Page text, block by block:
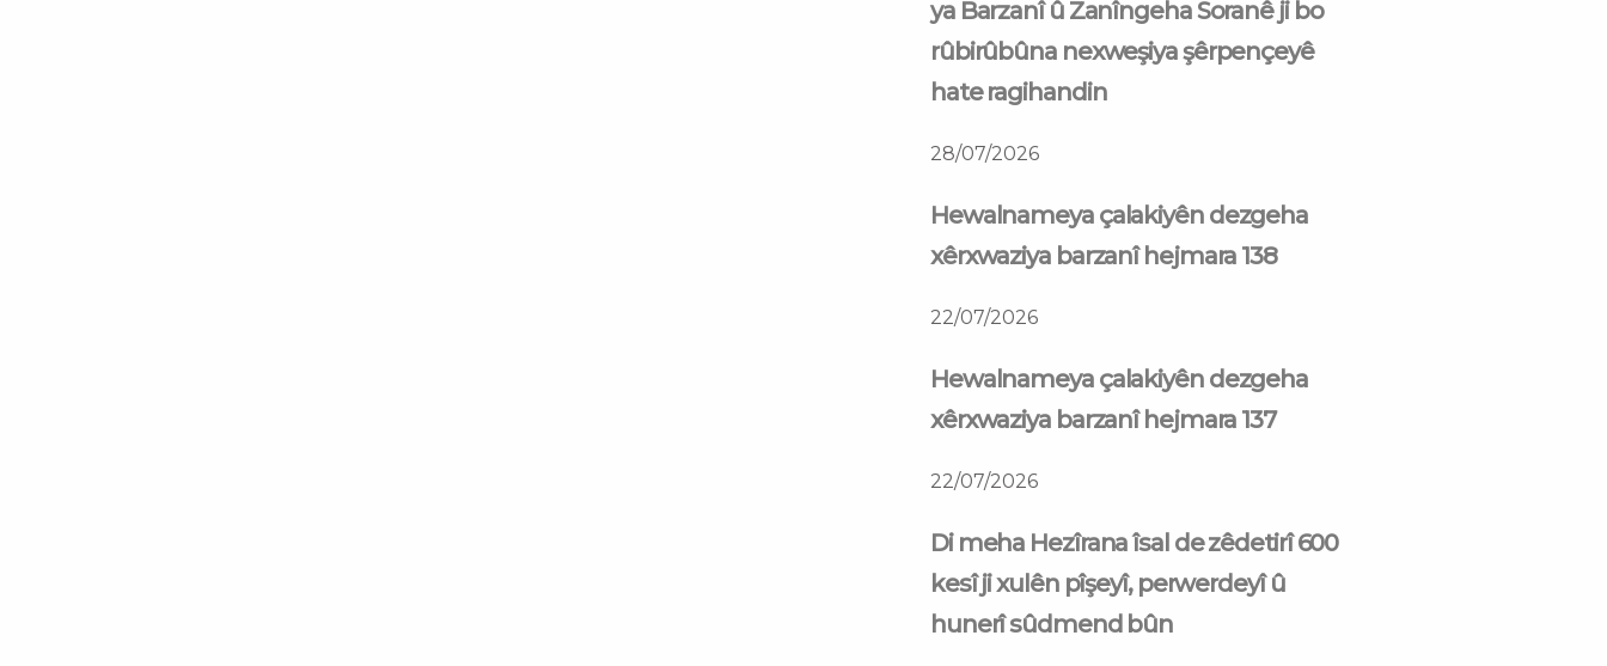
ya Barzanî û Zanîngeha Soranê ji bo
rûbirûbûna nexweşiya şêrpençeyê
hate ragihandin
28/07/2026
Hewalnameya çalakiyên dezgeha
xêrxwaziya barzanî hejmara 138
22/07/2026
Hewalnameya çalakiyên dezgeha
xêrxwaziya barzanî hejmara 137
22/07/2026
Di meha Hezîrana îsal de zêdetirî 600
kesî ji xulên pîşeyî, perwerdeyî û
hunerî sûdmend bûn